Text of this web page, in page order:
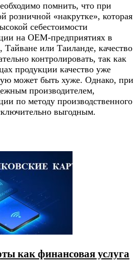
помнить, что при
розничной «накрутке», которая
себестоимости
на ОЕМ-предприятиях в
или Таиланде, качество
контролировать, так как
продукции качество уже
может быть хуже. Однако, при
производителем,
по методу производственного
выгодным.
как финансовая услуга